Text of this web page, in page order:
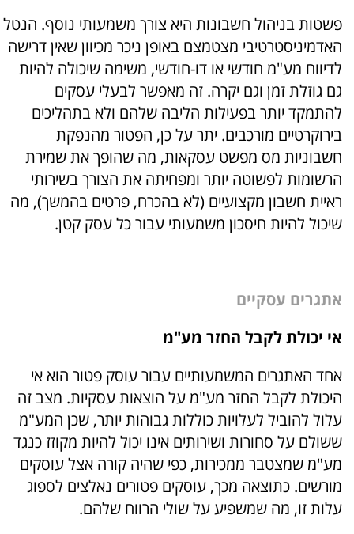
פשטות בניהול חשבונות היא צורך משמעותי נוסף. הנטל
האדמיניסטרטיבי מצטמצם באופן ניכר מכיוון שאין דרישה
לדיווח מע"מ חודשי או דו-חודשי, משימה שיכולה להיות
גם גוזלת זמן וגם יקרה. זה מאפשר לבעלי עסקים
להתמקד יותר בפעילות הליבה שלהם ולא בתהליכים
בירוקרטיים מורכבים. יתר על כן, הפטור מהנפקת
חשבוניות מס מפשט עסקאות, מה שהופך את שמירת
הרשומות לפשוטה יותר ומפחיתה את הצורך בשירותי
ראיית חשבון מקצועיים (לא בהכרח, פרטים בהמשך), מה
שיכול להיות חיסכון משמעותי עבור כל עסק קטן.
אתגרים עסקיים
אי יכולת לקבל החזר מע"מ
אחד האתגרים המשמעותיים עבור עוסק פטור הוא אי
היכולת לקבל החזר מע"מ על הוצאות עסקיות. מצב זה
עלול להוביל לעלויות כוללות גבוהות יותר, שכן המע"מ
ששולם על סחורות ושירותים אינו יכול להיות מקוזז כנגד
מע"מ שמצטבר ממכירות, כפי שהיה קורה אצל עוסקים
מורשים. כתוצאה מכך, עוסקים פטורים נאלצים לספוג
עלות זו, מה שמשפיע על שולי הרווח שלהם.